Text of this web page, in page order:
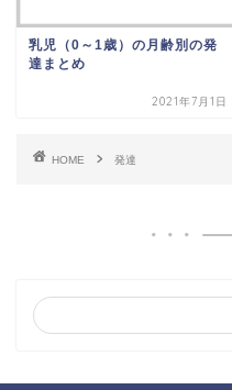
乳児（0～1歳）の月齢別の発
達まとめ
2021年7月1日
HOME 発達